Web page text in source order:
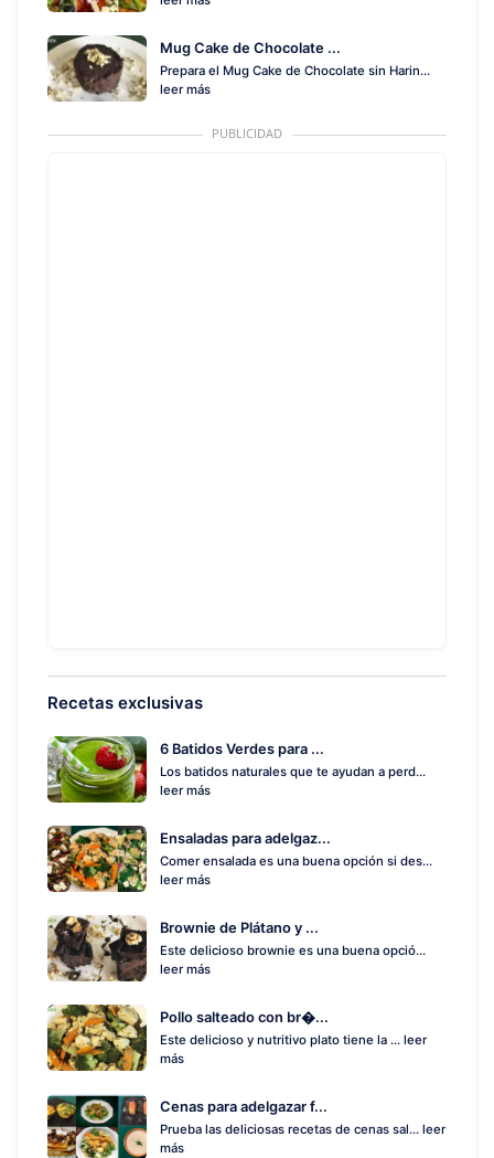
Mug Cake de Chocolate ...
Prepara el Mug Cake de Chocolate sin Harin...
leer más
PUBLICIDAD
Recetas exclusivas
6 Batidos Verdes para ...
Los batidos naturales que te ayudan a perd...
leer más
Ensaladas para adelgaz...
Comer ensalada es una buena opción si des...
leer más
Brownie de Plátano y ...
Este delicioso brownie es una buena opció...
leer más
Pollo salteado con br�...
Este delicioso y nutritivo plato tiene la ... leer
más
Cenas para adelgazar f...
Prueba las deliciosas recetas de cenas sal... leer
más